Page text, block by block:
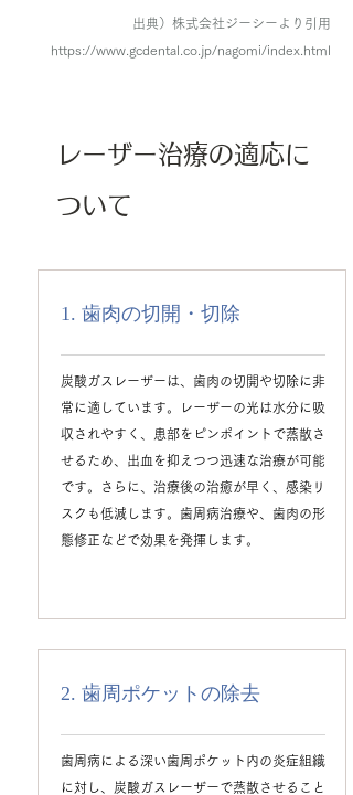
出典）株式会社ジーシーより引用
https://www.gcdental.co.jp/nagomi/index.html
レーザー治療の適応に
ついて
1. 歯肉の切開・切除
炭酸ガスレーザーは、歯肉の切開や切除に非
常に適しています。レーザーの光は水分に吸
収されやすく、患部をピンポイントで蒸散さ
せるため、出血を抑えつつ迅速な治療が可能
です。さらに、治療後の治癒が早く、感染リ
スクも低減します。歯周病治療や、歯肉の形
態修正などで効果を発揮します。
2. 歯周ポケットの除去
歯周病による深い歯周ポケット内の炎症組織
に対し、炭酸ガスレーザーで蒸散させること